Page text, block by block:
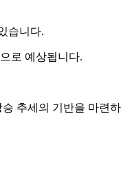
습니다.
로 예상됩니다.
추세의 기반을 마련하